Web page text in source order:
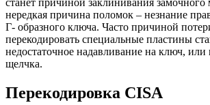
станет причиной заклинивания
нередкая причина поломок – незнание
Г- образного ключа. Часто причиной
перекодировать специальные пластины
недостаточное надавливание на ключ, или
щелчка.
Перекодировка CISA